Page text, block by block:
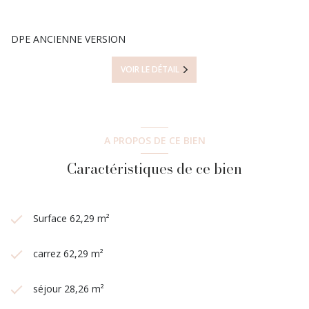
DPE ANCIENNE VERSION
VOIR LE DÉTAIL
A PROPOS DE CE BIEN
Caractéristiques de ce bien
Surface 62,29 m²
carrez 62,29 m²
séjour 28,26 m²